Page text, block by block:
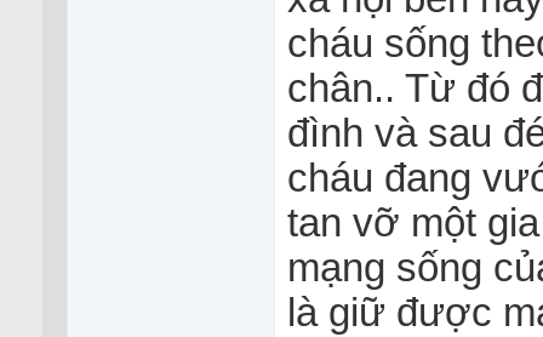
cháu sống
chân.. Từ đó
đình và sau
cháu đang
tan vỡ một
mạng sống
là giữ được